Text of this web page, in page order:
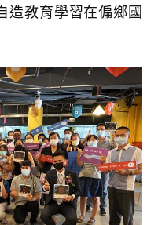
造教育學習在偏鄉國